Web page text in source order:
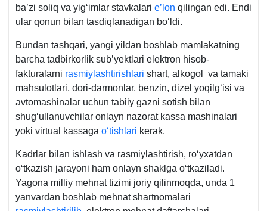
ba’zi soliq va yigʻimlar stavkalari e’lon qilingan edi. Endi
ular qonun bilan tasdiqlanadigan boʻldi.
Bundan tashqari, yangi yildan boshlab mamlakatning
barcha tadbirkorlik sub’yektlari elektron hisob-
fakturalarni rasmiylashtirishlari shart, alkogol va tamaki
mahsulotlari, dori-darmonlar, benzin, dizel yoqilgʻisi va
avtomashinalar uchun tabiiy gazni sotish bilan
shugʻullanuvchilar onlayn nazorat kassa mashinalari
yoki virtual kassaga oʻtishlari kerak.
Kadrlar bilan ishlash va rasmiylashtirish, roʻyхatdan
oʻtkazish jarayoni ham onlayn shaklga oʻtkaziladi.
Yagona milliy mehnat tizimi joriy qilinmoqda, unda 1
yanvardan boshlab mehnat shartnomalari